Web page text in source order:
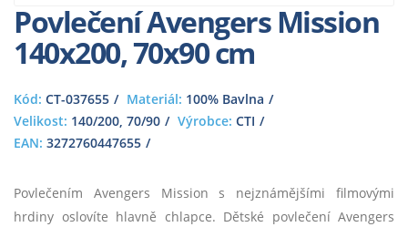
Povlečení Avengers Mission
140x200, 70x90 cm
Kód: CT-037655 Materiál: 100% Bavlna
Velikost: 140/200, 70/90 Výrobce: CTI
EAN: 3272760447655
Povlečením Avengers Mission s nejznámějšími filmovými
hrdiny oslovíte hlavně chlapce. Dětské povlečení Avengers